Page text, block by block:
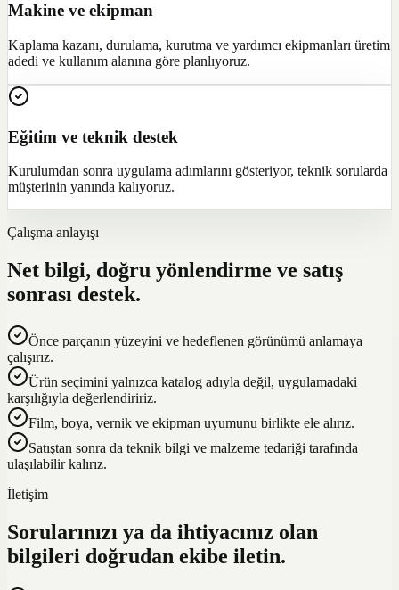
Makine ve ekipman
Kaplama kazanı, durulama, kurutma ve yardımcı ekipmanları üretim
adedi ve kullanım alanına göre planlıyoruz.
Eğitim ve teknik destek
Kurulumdan sonra uygulama adımlarını gösteriyor, teknik sorularda
müşterinin yanında kalıyoruz.
Çalışma anlayışı
Net bilgi, doğru yönlendirme ve satış
sonrası destek.
Önce parçanın yüzeyini ve hedeflenen görünümü anlamaya
çalışırız.
Ürün seçimini yalnızca katalog adıyla değil, uygulamadaki
karşılığıyla değerlendiririz.
Film, boya, vernik ve ekipman uyumunu birlikte ele alırız.
Satıştan sonra da teknik bilgi ve malzeme tedariği tarafında
ulaşılabilir kalırız.
İletişim
Sorularınızı ya da ihtiyacınız olan
bilgileri doğrudan ekibe iletin.